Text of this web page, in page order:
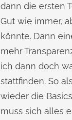
dann die ersten
Gut wie immer,
könnte. Dann
mehr
ich dann doch
stattfinden. So
wieder die
muss sich alles